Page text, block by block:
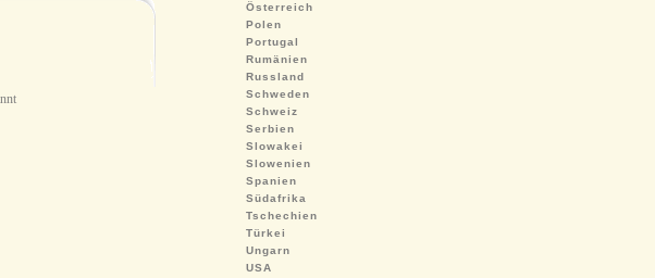
Österreich
Polen
Portugal
Rumänien
Russland
Schweden
Schweiz
Serbien
Slowakei
Slowenien
Spanien
Südafrika
Tschechien
Türkei
Ungarn
USA